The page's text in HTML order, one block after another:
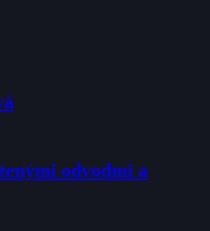
odvodmi a